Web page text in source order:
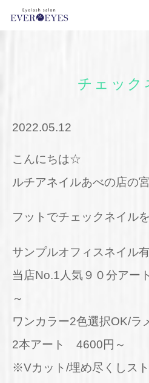
チェック
2022.05.12
こんにちは☆
ルチアネイルあべの店の
フットでチェックネイル
サンプルオフィスネイル
当店No.1人気９０分ア
～
ワンカラー2色選択OK/
2本アート 4600円～
※Vカット/埋め尽くしス